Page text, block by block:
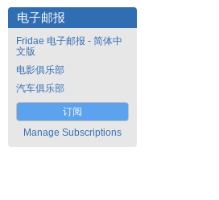
电子邮报
Fridae 电子邮报 - 简体中
文版
电影俱乐部
汽车俱乐部
订阅
Manage Subscriptions